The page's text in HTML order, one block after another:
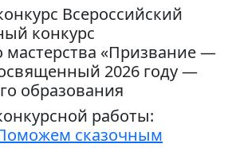
Всероссийский
конкурс
мастерства «Призвание —
2026 году —
образования
работы:
сказочным